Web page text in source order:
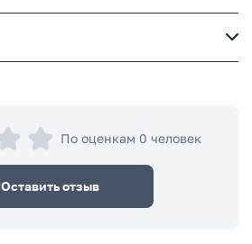
По оценкам 0 человек
Оставить отзыв